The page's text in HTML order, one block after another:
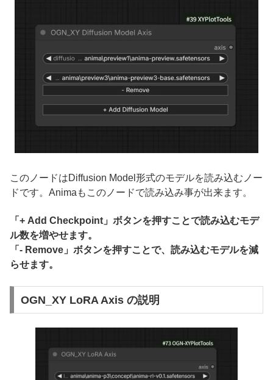
このノードはDiffusion Model形式のモデルを読み込むノー
ドです。Animaもこのノードで読み込み事が出来ます。
「+ Add Checkpoint」ボタンを押すことで読み込むモデ
ル数を増やせます。
「- Remove」ボタンを押すことで、読み込むモデルを減
らせます。
OGN_XY LoRA Axis の説明